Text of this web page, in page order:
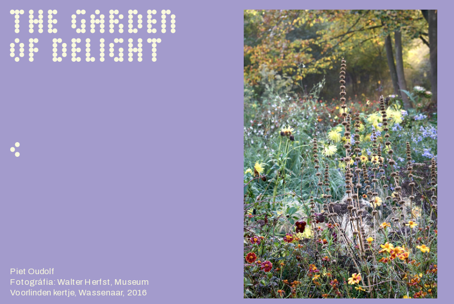
Piet Oudolf
Fotográfia: Walter Herfst, Museum
Voorlinden kertje, Wassenaar, 2016